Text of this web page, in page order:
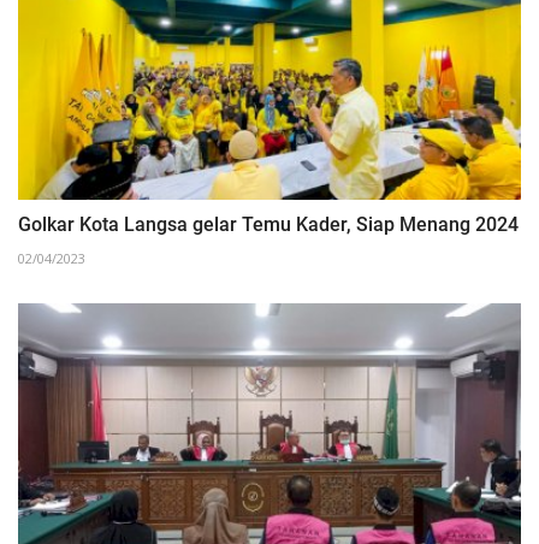
Golkar Kota Langsa gelar Temu Kader, Siap Menang 2024
02/04/2023